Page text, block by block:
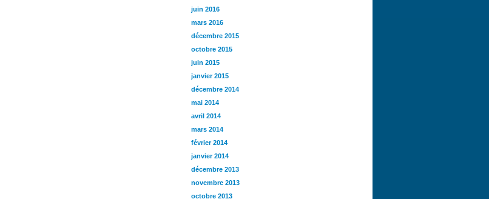
juin 2016
mars 2016
décembre 2015
octobre 2015
juin 2015
janvier 2015
décembre 2014
mai 2014
avril 2014
mars 2014
février 2014
janvier 2014
décembre 2013
novembre 2013
octobre 2013